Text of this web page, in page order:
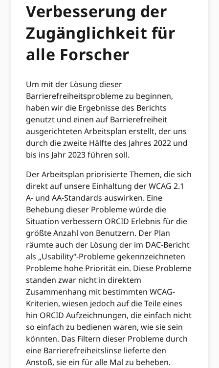
Verbesserung der
Zugänglichkeit für
alle Forscher
Um mit der Lösung dieser
Barrierefreiheitsprobleme zu beginnen,
haben wir die Ergebnisse des Berichts
genutzt und einen auf Barrierefreiheit
ausgerichteten Arbeitsplan erstellt, der uns
durch die zweite Hälfte des Jahres 2022 und
bis ins Jahr 2023 führen soll.
Der Arbeitsplan priorisierte Themen, die sich
direkt auf unsere Einhaltung der WCAG 2.1
A- und AA-Standards auswirken. Eine
Behebung dieser Probleme würde die
Situation verbessern ORCID Erlebnis für die
größte Anzahl von Benutzern. Der Plan
räumte auch der Lösung der im DAC-Bericht
als „Usability“-Probleme gekennzeichneten
Probleme hohe Priorität ein. Diese Probleme
standen zwar nicht in direktem
Zusammenhang mit bestimmten WCAG-
Kriterien, wiesen jedoch auf die Teile eines
hin ORCID Aufzeichnungen, die einfach nicht
so einfach zu bedienen waren, wie sie sein
könnten. Das Filtern dieser Probleme durch
eine Barrierefreiheitslinse lieferte den
Anstoß, sie ein für alle Mal zu beheben.